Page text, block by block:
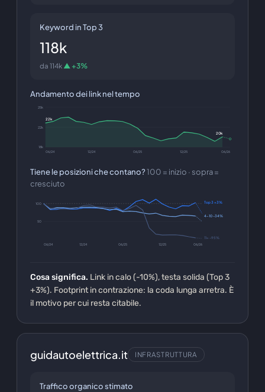
Keyword in Top 3
118k
da 114k ▲ +3%
Andamento dei link nel tempo
18k
22k
25k
22k
20k
06/24 12/24 06/25 12/25 06/26
Tiene le posizioni che contano?100 = inizio · sopra =
cresciuto
50
100 Top 3 +3%
4–10 -34%
11+ -95%
06/24
12/24 06/25 12/25 06/26
Cosa significa. Link in calo (-10%), testa solida (Top 3
+3%). Footprint in contrazione: la coda lunga arretra. È
il motivo per cui resta citabile.
guidautoelettrica.it INFRASTRUTTURA
Traffico organico stimato